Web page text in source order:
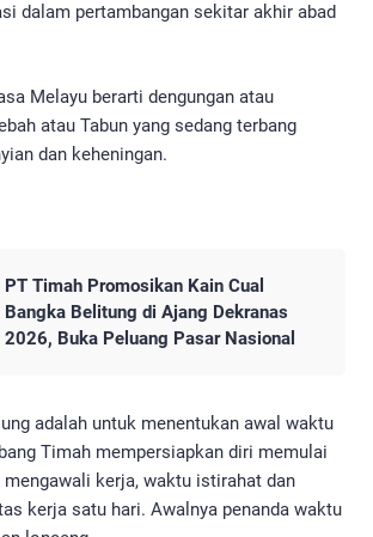
dalam pertambangan sekitar akhir abad
Melayu berarti dengungan atau
atau Tabun yang sedang terbang
dan keheningan.
PT Timah Promosikan Kain Cual
Bangka Belitung di Ajang Dekranas
2026, Buka Peluang Pasar Nasional
adalah untuk menentukan awal waktu
Timah mempersiapkan diri memulai
kerja, waktu istirahat dan
kerja satu hari. Awalnya penanda waktu